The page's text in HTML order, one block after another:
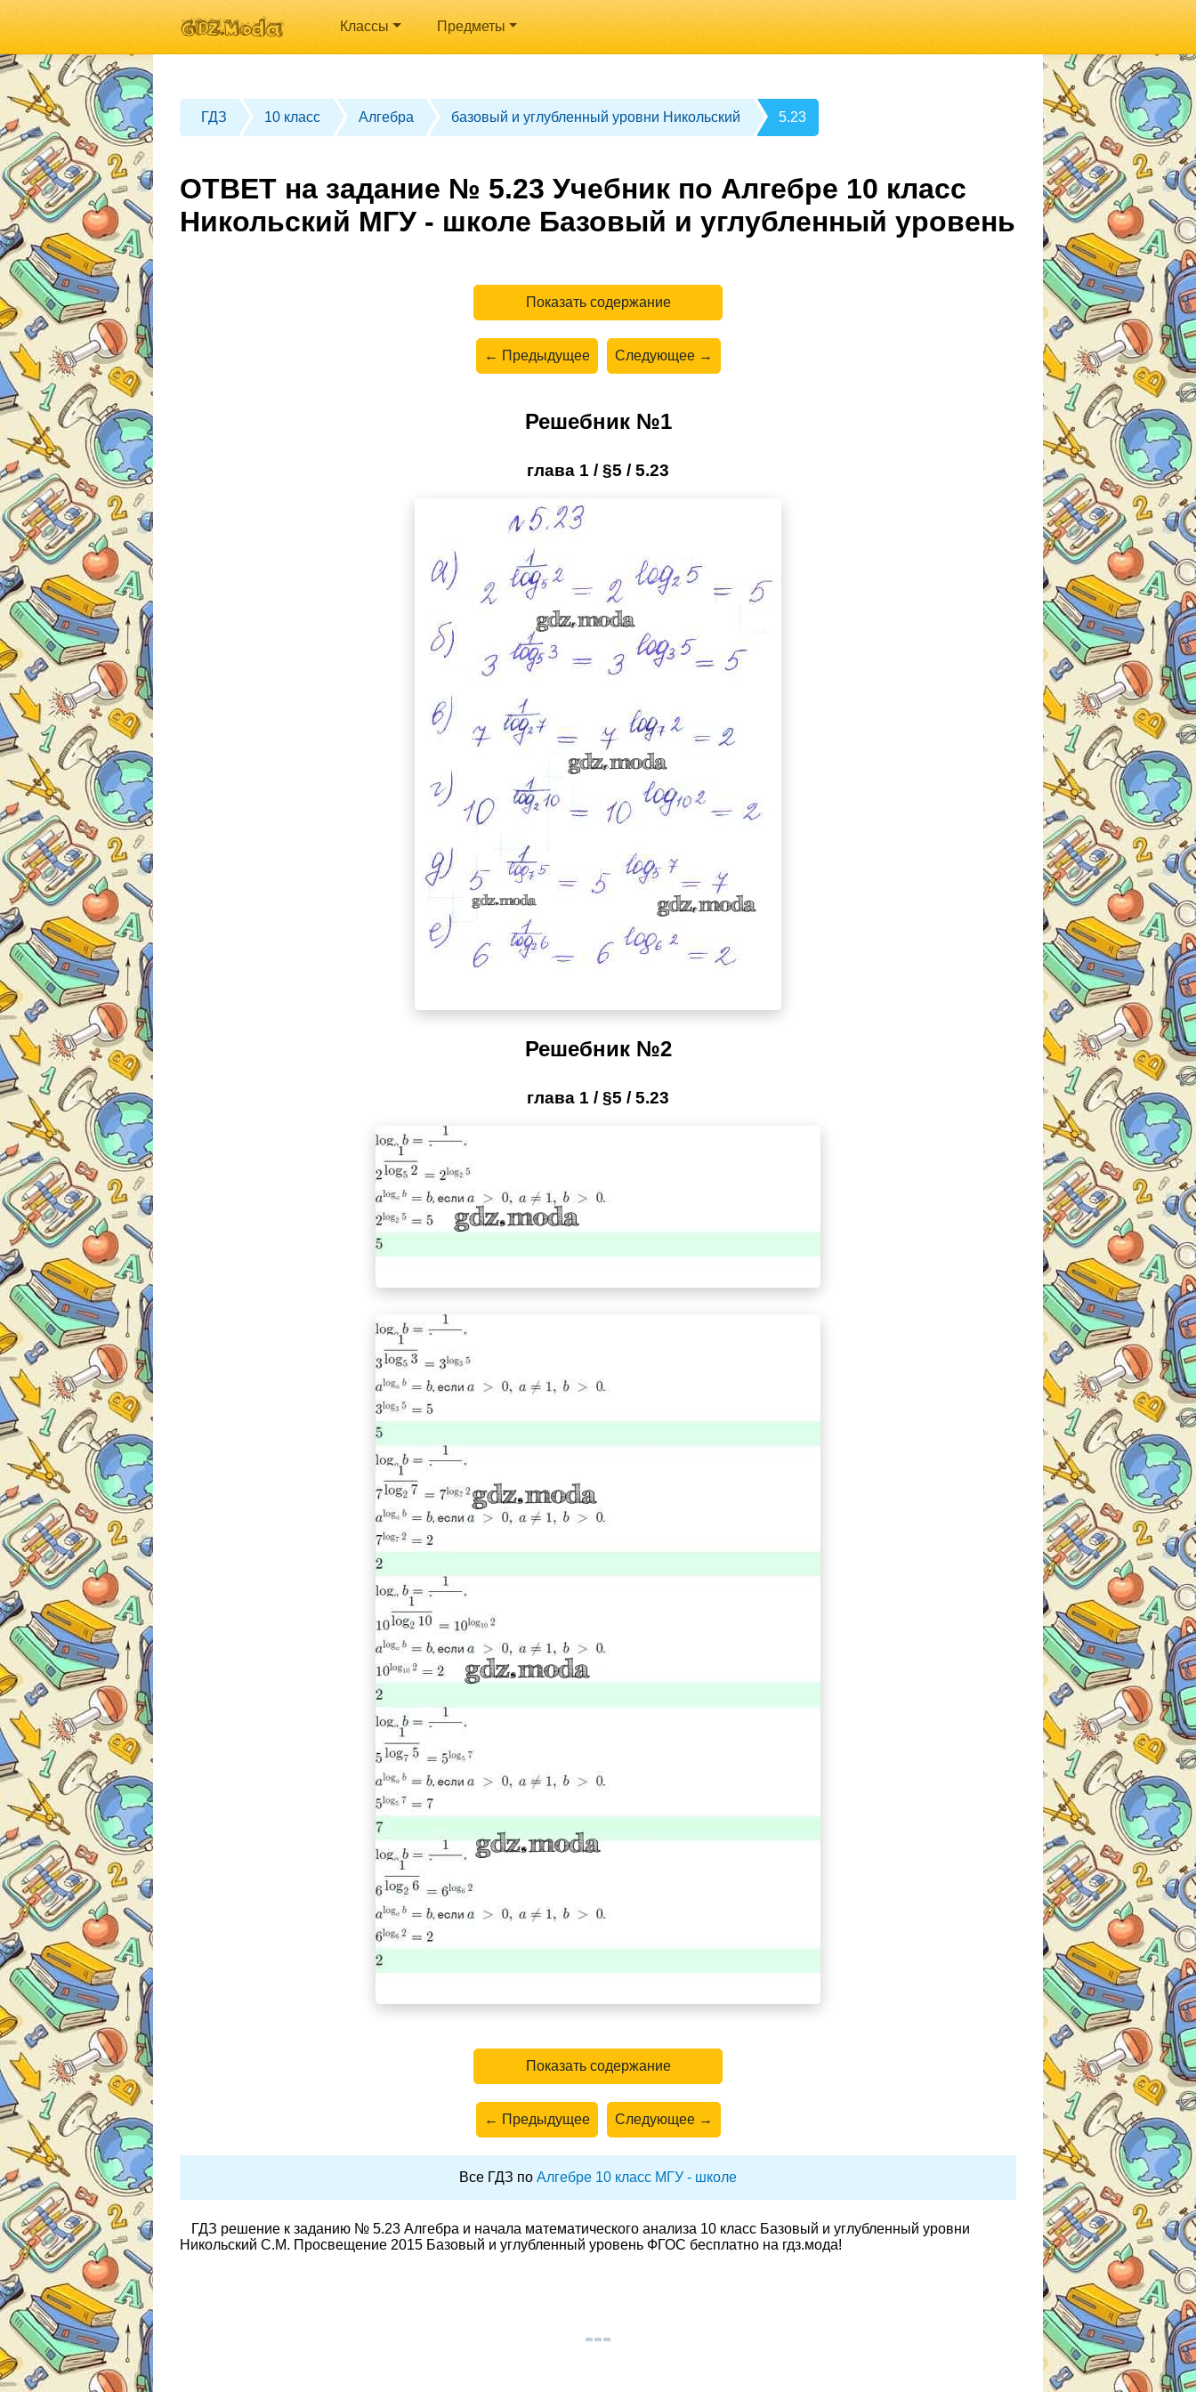
Классы Предметы
ГДЗ 10 класс Алгебра базовый и углубленный уровни Никольский 5.23
ОТВЕТ на задание № 5.23 Учебник по Алгебре 10 класс
Никольский МГУ - школе Базовый и углубленный уровень
Показать содержание
← Предыдущее Следующее →
Решебник №1
глава 1 / §5 / 5.23
Решебник №2
глава 1 / §5 / 5.23
Показать содержание
← Предыдущее Следующее →
Все ГДЗ по Алгебре 10 класс МГУ - школе
ГДЗ решение к заданию № 5.23 Алгебра и начала математического анализа 10 класс Базовый и углубленный уровни
Никольский С.М. Просвещение 2015 Базовый и углубленный уровень ФГОС бесплатно на гдз.мода!